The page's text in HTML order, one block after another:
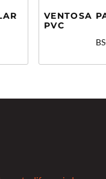
VENTOSA
PVC